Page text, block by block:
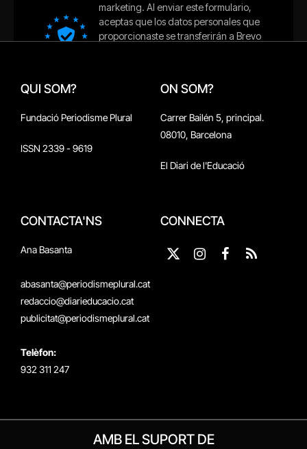
QUI SOM?
Fundació Periodisme Plural
ISSN 2339 - 9619
ON SOM?
Carrer Bailén 5, principal.
08010, Barcelona
El Diari de l'Educació
CONTACTA'NS
Ana Basanta
abasanta@periodismeplural.cat
redaccio@diarieducacio.cat
publicitat@periodismeplural.cat
Telèfon:
932 311 247
CONNECTA
X
Instagram
Facebook
RSS
AMB EL SUPORT DE